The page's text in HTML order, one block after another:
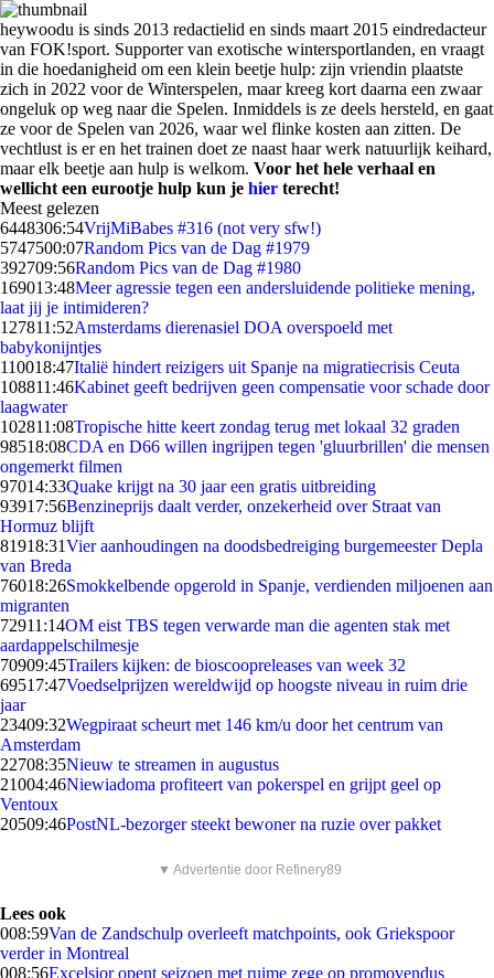
heywoodu is sinds 2013 redactielid en sinds maart 2015 eindredacteur
van FOK!sport. Supporter van exotische wintersportlanden, en vraagt
in die hoedanigheid om een klein beetje hulp: zijn vriendin plaatste
zich in 2022 voor de Winterspelen, maar kreeg kort daarna een zwaar
ongeluk op weg naar die Spelen. Inmiddels is ze deels hersteld, en gaat
ze voor de Spelen van 2026, waar wel flinke kosten aan zitten. De
vechtlust is er en het trainen doet ze naast haar werk natuurlijk keihard,
maar elk beetje aan hulp is welkom. Voor het hele verhaal en
wellicht een eurootje hulp kun je hier terecht!
Meest gelezen
6448306:54VrijMiBabes #316 (not very sfw!)
5747500:07Random Pics van de Dag #1979
392709:56Random Pics van de Dag #1980
169013:48Meer agressie tegen een andersluidende politieke mening,
laat jij je intimideren?
127811:52Amsterdams dierenasiel DOA overspoeld met
babykonijntjes
110018:47Italië hindert reizigers uit Spanje na migratiecrisis Ceuta
108811:46Kabinet geeft bedrijven geen compensatie voor schade door
laagwater
102811:08Tropische hitte keert zondag terug met lokaal 32 graden
98518:08CDA en D66 willen ingrijpen tegen 'gluurbrillen' die mensen
ongemerkt filmen
97014:33Quake krijgt na 30 jaar een gratis uitbreiding
93917:56Benzineprijs daalt verder, onzekerheid over Straat van
Hormuz blijft
81918:31Vier aanhoudingen na doodsbedreiging burgemeester Depla
van Breda
76018:26Smokkelbende opgerold in Spanje, verdienden miljoenen aan
migranten
72911:14OM eist TBS tegen verwarde man die agenten stak met
aardappelschilmesje
70909:45Trailers kijken: de bioscoopreleases van week 32
69517:47Voedselprijzen wereldwijd op hoogste niveau in ruim drie
jaar
23409:32Wegpiraat scheurt met 146 km/u door het centrum van
Amsterdam
22708:35Nieuw te streamen in augustus
21004:46Niewiadoma profiteert van pokerspel en grijpt geel op
Ventoux
20509:46PostNL-bezorger steekt bewoner na ruzie over pakket
▼ Advertentie door Refinery89
Lees ook
008:59Van de Zandschulp overleeft matchpoints, ook Griekspoor
verder in Montreal
008:56Excelsior opent seizoen met ruime zege op promovendus